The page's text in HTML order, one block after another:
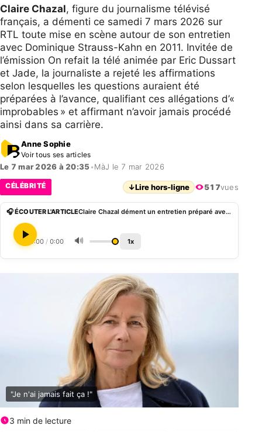
Claire Chazal, figure du journalisme télévisé
français, a démenti ce samedi 7 mars 2026 sur
RTL toute mise en scène autour de son entretien
avec Dominique Strauss-Kahn en 2011. Invitée de
l’émission On refait la télé animée par Eric Dussart
et Jade, la journaliste a rejeté les affirmations
selon lesquelles les questions auraient été
préparées à l’avance, qualifiant ces allégations d’«
improbables » et affirmant n’avoir jamais procédé
ainsi dans sa carrière.
Anne Sophie
Voir tous ses articles
Le 7 mar 2026 à 20:35 •MàJ le 7 mar 2026
CÉLÉBRITÉ ↓Lire hors-ligne 517vues
🎧 ÉCOUTER L'ARTICLE Claire Chazal dément un entretien préparé avec Dominique Strauss-Kahn
0:00 / 0:00 🔊 1x
"Je n'ai jamais fait ça !"
3 min de lecture